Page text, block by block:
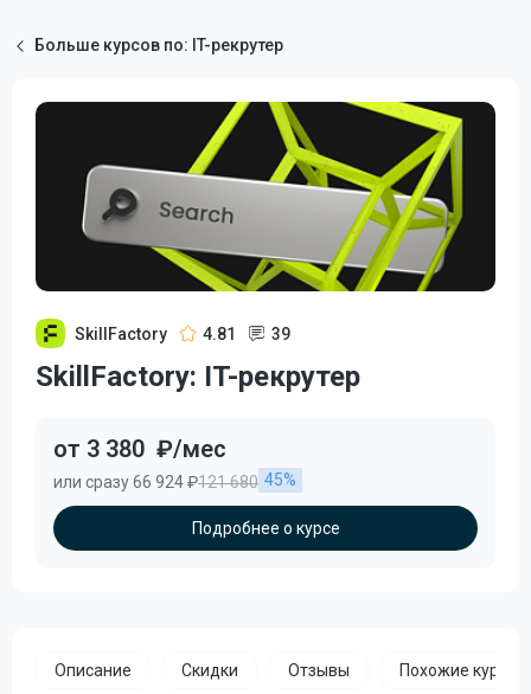
Больше курсов по: IT-рекрутер
SkillFactory 4.81 39
SkillFactory: IT-рекрутер
от 3 380 ₽/мес
или сразу 66 924 ₽121 680 45%
Подробнее о курсе
Описание Скидки Отзывы Похожие курсы